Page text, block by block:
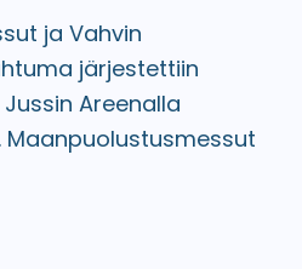
ja Vahvin
järjestettiin
Areenalla
Maanpuolustusmessut